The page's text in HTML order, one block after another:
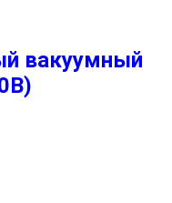
вакуумный